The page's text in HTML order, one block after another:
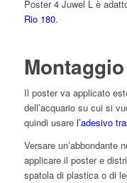
Poster 4 Juwel L è
Rio 180.
Montaggio
Il poster va applicato
dell’acquario su cui si
quindi usare l’adesivo
Versare un’abbondante
applicare il poster e
spatola di plastica o di